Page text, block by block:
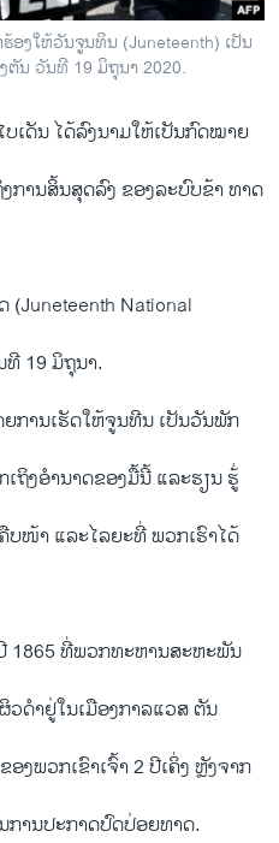
ອງໃຫ້ວັນຈູນທິນ (Juneteenth) ເປັນ
ນ ວັນທີ 19 ມິຖຸນາ 2020.
ເດັນ ໄດ້ລົງນາມໃຫ້ເປັນກົດໝາຍ
ການສິ້ນສຸດລົງ ຂອງລະບົບຂ້າ ທາດ
National
19 ມິຖຸນາ.
ການເຮັດໃຫ້ຈູນທີນ ເປັນວັນພັກ
ຖິງອຳນາດຂອງມື້ນີ້ ແລະຮຽນ ຮູ້່
ບໜ້າ ແລະໄລຍະທີ່ ພວກເຮົາໄດ້
1865 ທີ່ພວກທະຫານສະຫະພັນ
ດຳຢູ່ໃນເມືອງກາລແວສ ຕັນ
ງພວກເຂົາເຈົ້າ 2 ປີເຄິ່ງ ຫຼັງຈາກ
ການປະກາດປົດປ່ອຍທາດ.